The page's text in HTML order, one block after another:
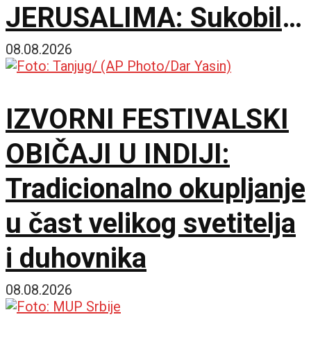
JERUSALIMA: Sukobili
se ultraortodoksni
policija zbog rada kafića
subotom
08.08.2026
IZVORNI FESTIVALSKI
OBIČAJI U INDIJI:
Tradicionalno okupljanje
u čast velikog svetitelja
i duhovnika
08.08.2026